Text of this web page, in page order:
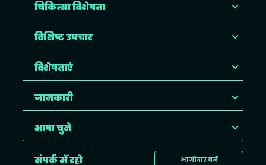
चिकित्सा विशेषता
विशिष्ट उपचार
विशेषताएं
जानकारी
भाषा चुने
भागीदार बनें
संपर्क में रहो